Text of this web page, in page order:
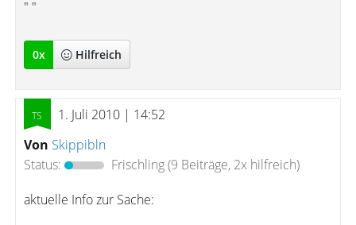
" "
0x Hilfreich
1. Juli 2010 | 14:52
Von Skippibln
Status:
Frischling(9 Beiträge, 2x hilfreich)
aktuelle Info zur Sache: